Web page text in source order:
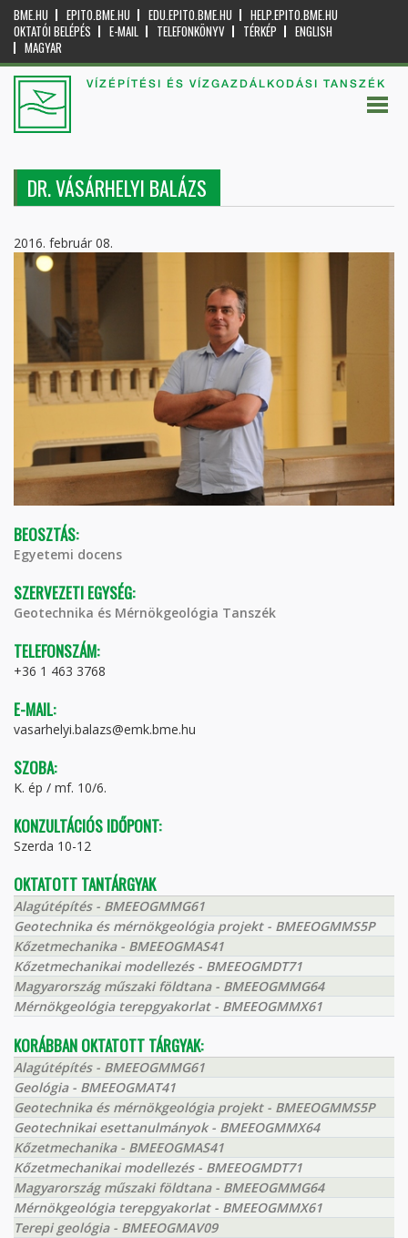
BME.HU EPITO.BME.HU EDU.EPITO.BME.HU
HELP.EPITO.BME.HU
OKTATÓI BELÉPÉS
E-MAIL TELEFONKÖNYV TÉRKÉP
ENGLISH
MAGYAR
VÍZÉPÍTÉSI ÉS VÍZGAZDÁLKODÁSI TANSZÉK
DR. VÁSÁRHELYI BALÁZS
2016. február 08.
BEOSZTÁS:
Egyetemi docens
SZERVEZETI EGYSÉG:
Geotechnika és Mérnökgeológia Tanszék
TELEFONSZÁM:
+36 1 463 3768
E-MAIL:
vasarhelyi.balazs@emk.bme.hu
SZOBA:
K. ép / mf. 10/6.
KONZULTÁCIÓS IDŐPONT:
Szerda 10-12
OKTATOTT TANTÁRGYAK
Alagútépítés - BMEEOGMMG61
Geotechnika és mérnökgeológia projekt - BMEEOGMMS5P
Kőzetmechanika - BMEEOGMAS41
Kőzetmechanikai modellezés - BMEEOGMDT71
Magyarország műszaki földtana - BMEEOGMMG64
Mérnökgeológia terepgyakorlat - BMEEOGMMX61
KORÁBBAN OKTATOTT TÁRGYAK:
Alagútépítés - BMEEOGMMG61
Geológia - BMEEOGMAT41
Geotechnika és mérnökgeológia projekt - BMEEOGMMS5P
Geotechnikai esettanulmányok - BMEEOGMMX64
Kőzetmechanika - BMEEOGMAS41
Kőzetmechanikai modellezés - BMEEOGMDT71
Magyarország műszaki földtana - BMEEOGMMG64
Mérnökgeológia terepgyakorlat - BMEEOGMMX61
Terepi geológia - BMEEOGMAV09